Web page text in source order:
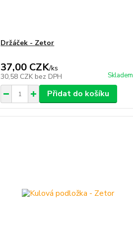
Držáček - Zetor
37,00 CZK/ks
30,58 CZK bez DPH Skladem
Přidat do košíku